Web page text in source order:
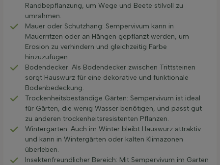
Randbepflanzung, um Wege und Beete stilvoll zu
umrahmen.
Mauer oder Schutzhang: Sempervivum kann in
Mauerritzen oder an Hängen gepflanzt werden, um
Erosion zu verhindern und gleichzeitig Farbe
hinzuzufügen.
Bodendecker: Als Bodendecker zwischen Trittsteinen
sorgt Hauswurz für eine dekorative und funktionale
Bodenbedeckung.
Trockenheitsbeständige Gärten: Sempervivum ist ideal
für Gärten, die wenig Wasser benötigen, und passt gut
zu anderen trockenheitsresistenten Pflanzen.
Wintergarten: Auch im Winter bleibt Hauswurz attraktiv
und kann in Wintergärten oder kalten Klimazonen
überleben.
Insektenfreundlicher Bereich: Mit Sempervivum im Garten